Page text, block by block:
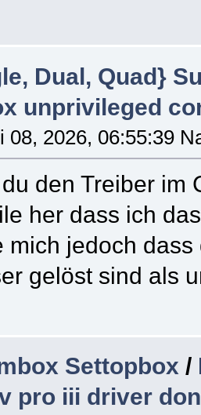
Dual, Quad}
unprivileged
08, 2026, 06:55:39
den Treiber im
her dass ich
mich jedoch
gelöst sind als
Settopbox /
pro iii driver